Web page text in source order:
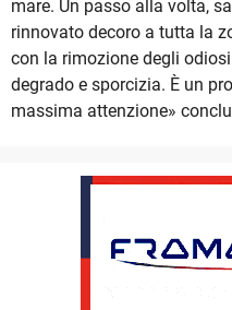
mare. Un passo alla volta,
rinnovato decoro a tutta la
con la rimozione degli
degrado e sporcizia. È un
massima attenzione»